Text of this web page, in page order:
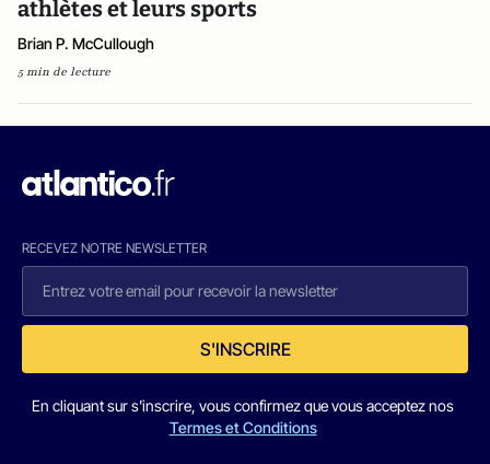
athlètes et leurs sports
Brian P. McCullough
5 min de lecture
RECEVEZ NOTRE NEWSLETTER
S'INSCRIRE
En cliquant sur s'inscrire, vous confirmez que vous acceptez nos
Termes et Conditions